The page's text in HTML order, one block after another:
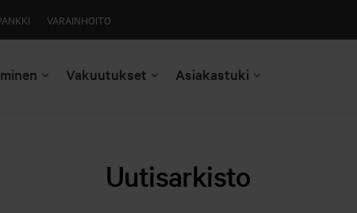
VARAINHOITO
Vakuutukset Asiakastuki
Uutisarkisto